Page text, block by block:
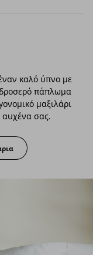
καλό ύπνο με
δροσερό πάπλωμα
μαξιλάρι
αυχένα σας.